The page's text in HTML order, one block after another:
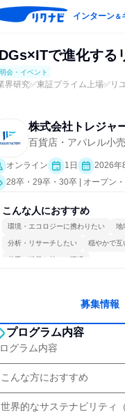
インターン＆
で進化する
会・イベント
界研究✅東証プライム上場✅リ
株式会社トレジャ
百貨店・アパレル小
オンライン 1日
2026年
28卒・29卒・30卒 | オープン
こんな人におすすめ
環境・エコロジーに携わりたい 地
分析・リサーチしたい 穏やかで互
若手が裁量を持てる環境
募集情報
プログラム内容
グラム内容
んな方におすすめ
世界的なサステナビリティ